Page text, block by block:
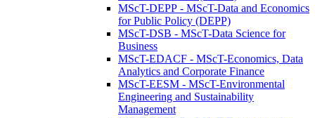
MScT-DEPP - MScT-Data and Economics
for Public Policy (DEPP)
MScT-DSB - MScT-Data Science for
Business
MScT-EDACF - MScT-Economics, Data
Analytics and Corporate Finance
MScT-EESM - MScT-Environmental
Engineering and Sustainability
Management